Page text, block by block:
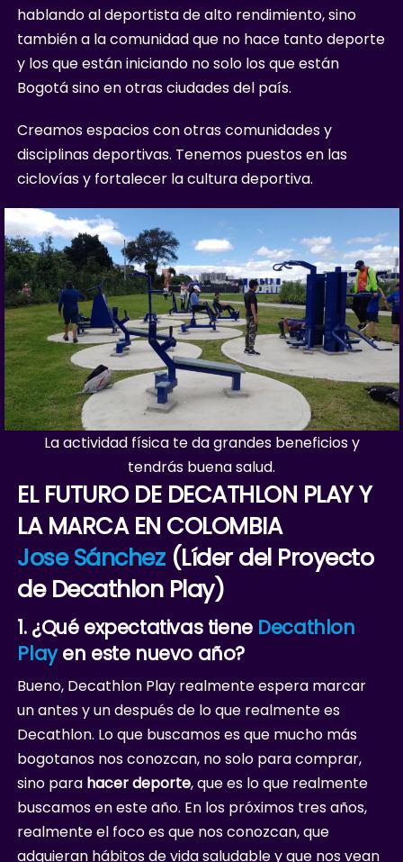
hablando al deportista de alto rendimiento, sino
también a la comunidad que no hace tanto deporte
y los que están iniciando no solo los que están
Bogotá sino en otras ciudades del país.
Creamos espacios con otras comunidades y
disciplinas deportivas. Tenemos puestos en las
ciclovías y fortalecer la cultura deportiva.
La actividad física te da grandes beneficios y
tendrás buena salud.
EL FUTURO DE DECATHLON PLAY Y
LA MARCA EN COLOMBIA
Jose Sánchez(Líder del Proyecto
de Decathlon Play)
1. ¿Qué expectativas tiene Decathlon
Playen este nuevo año?
Bueno, Decathlon Play realmente espera marcar
un antes y un después de lo que realmente es
Decathlon. Lo que buscamos es que mucho más
bogotanos nos conozcan, no solo para comprar,
sino para hacer deporte, que es lo que realmente
buscamos en este año. En los próximos tres años,
realmente el foco es que nos conozcan, que
adquieran hábitos de vida saludable y que nos vean